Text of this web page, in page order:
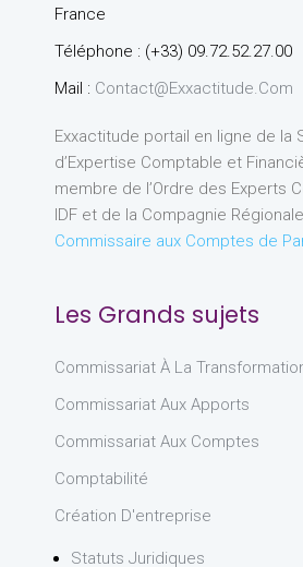
France
Téléphone : (+33) 09.72.52.27.00
Mail : Contact@exxactitude.com
Exxactitude portail en ligne de la
d’Expertise Comptable et
membre de l’Ordre des Experts
IDF et de la Compagnie
Commissaire aux Comptes de
Les Grands sujets
Commissariat À La
Commissariat Aux Apports
Commissariat Aux Comptes
Comptabilité
Création D'entreprise
Statuts Juridiques